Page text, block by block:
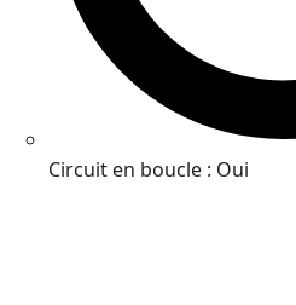
Circuit en boucle : Oui